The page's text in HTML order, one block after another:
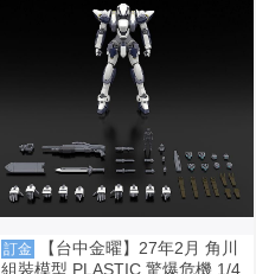
訂金
【台中金曜】27年2月 角川
組裝模型 PLASTIC 驚爆危機 1/4